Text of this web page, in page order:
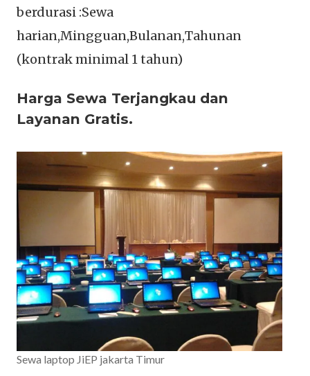
berdurasi :Sewa
harian,Mingguan,Bulanan,Tahunan
(kontrak minimal 1 tahun)
Harga Sewa Terjangkau dan
Layanan Gratis.
Sewa laptop JiEP jakarta Timur